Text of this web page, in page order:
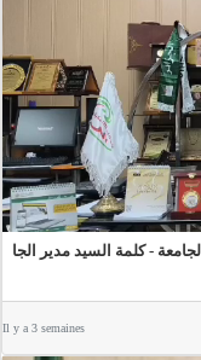
Il y a 3 semaines